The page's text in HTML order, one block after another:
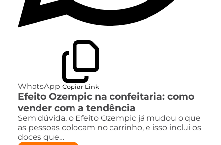
WhatsApp Copiar Link
Efeito Ozempic na confeitaria: como
vender com a tendência
Sem dúvida, o Efeito Ozempic já mudou o que
as pessoas colocam no carrinho, e isso inclui os
doces que…